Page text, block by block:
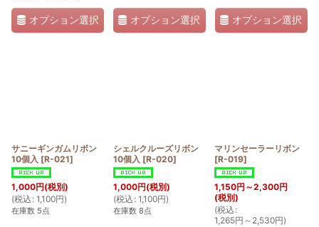
オプション選択 オプション選択 オプション選択
サニーギンガムリボン
10個入 [R-021]
1,000円(税別)
(税込 : 1,100円)
在庫数 5点
シェルクルーズリボン
10個入 [R-020]
1,000円(税別)
(税込 : 1,100円)
在庫数 8点
マリンセーラーリボン
[R-019]
1,150円 ～2,300円
(税別)
(税込 :
1,265円 ～2,530円)